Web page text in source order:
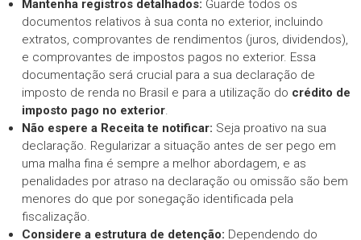
Mantenha registros detalhados: Guarde todos os
documentos relativos à sua conta no exterior, incluindo
extratos, comprovantes de rendimentos (juros, dividendos),
e comprovantes de impostos pagos no exterior. Essa
documentação será crucial para a sua declaração de
imposto de renda no Brasil e para a utilização do crédito de
imposto pago no exterior.
Não espere a Receita te notificar: Seja proativo na sua
declaração. Regularizar a situação antes de ser pego em
uma malha fina é sempre a melhor abordagem, e as
penalidades por atraso na declaração ou omissão são bem
menores do que por sonegação identificada pela
fiscalização.
Considere a estrutura de detenção: Dependendo do